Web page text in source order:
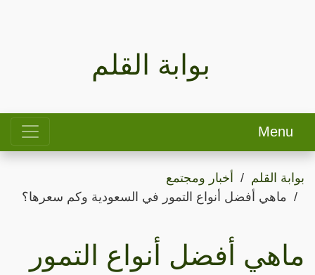
بوابة القلم
Menu
بوابة القلم
أخبار ومجتمع
ماهي أفضل أنواع التمور في السعودية وكم سعرها؟
ماهي أفضل أنواع التمور